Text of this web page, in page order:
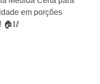
em porções
🏠🥢